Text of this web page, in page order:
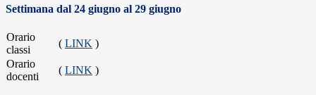
Settimana dal 24 giugno al 29 giugno
Orario
classi
( LINK )
Orario
docenti
( LINK )